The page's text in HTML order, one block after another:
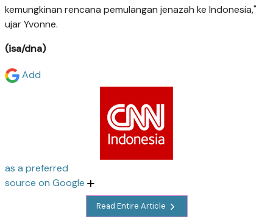
kemungkinan rencana pemulangan jenazah ke Indonesia,"
ujar Yvonne.
(isa/dna)
Add
as a preferred
source on Google
Read Entire Article